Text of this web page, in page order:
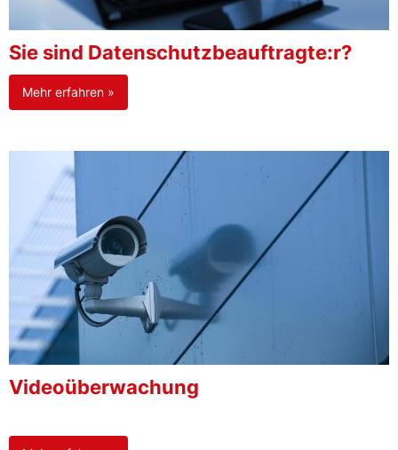
Sie sind Datenschutzbeauftragte:r?
Mehr erfahren »
Videoüberwachung